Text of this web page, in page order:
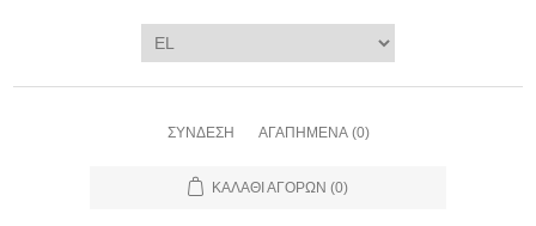
ΣΎΝΔΕΣΗ ΑΓΑΠΗΜΈΝΑ (0)
ΚΑΛΆΘΙ ΑΓΟΡΏΝ (0)